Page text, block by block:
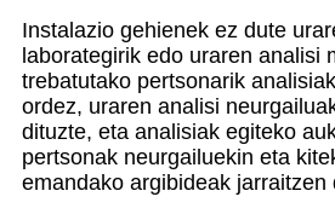
Instalazio gehienek ez dute
laborategirik edo uraren analisi
trebatutako pertsonarik
ordez, uraren analisi
dituzte, eta analisiak egiteko
pertsonak neurgailuekin eta
emandako argibideak jarraitzen